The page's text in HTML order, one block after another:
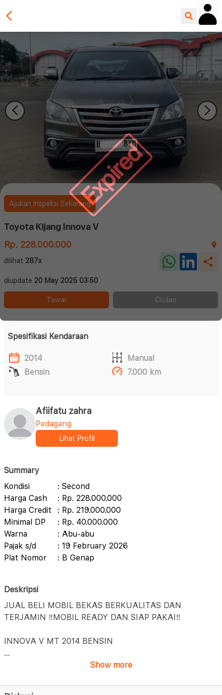
Expired
Ajukan Inspeksi Sekarang
Toyota Kijang Innova V
Rp. 228.000.000
dilihat 287x
diupdate 20 May 2025 03:50
Tawar Cicilan
Spesifikasi Kendaraan
2014
Manual
Bensin
7.000 km
Afiifatu zahra
Pedagang
Lihat Profil
Summary
Kondisi
: Second
Harga Cash
: Rp. 228.000.000
Harga Credit
: Rp. 219.000.000
Minimal DP
: Rp. 40.000.000
Warna
: Abu-abu
Pajak s/d
: 19 February 2026
Plat Nomor
: B Genap
Deskripsi
JUAL BELI MOBIL BEKAS BERKUALITAS DAN
TERJAMIN ‼️MOBIL READY DAN SIAP PAKAI‼️
INNOVA V MT 2014 BENSIN
...
Show more